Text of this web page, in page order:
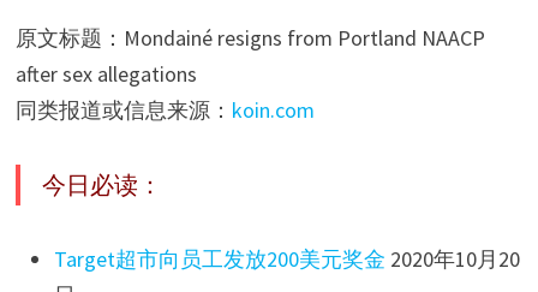
原文标题：Mondainé resigns from Portland NAACP
after sex allegations
同类报道或信息来源： koin.com
今日必读：
Target超市向员工发放200美元奖金 2020年10月20